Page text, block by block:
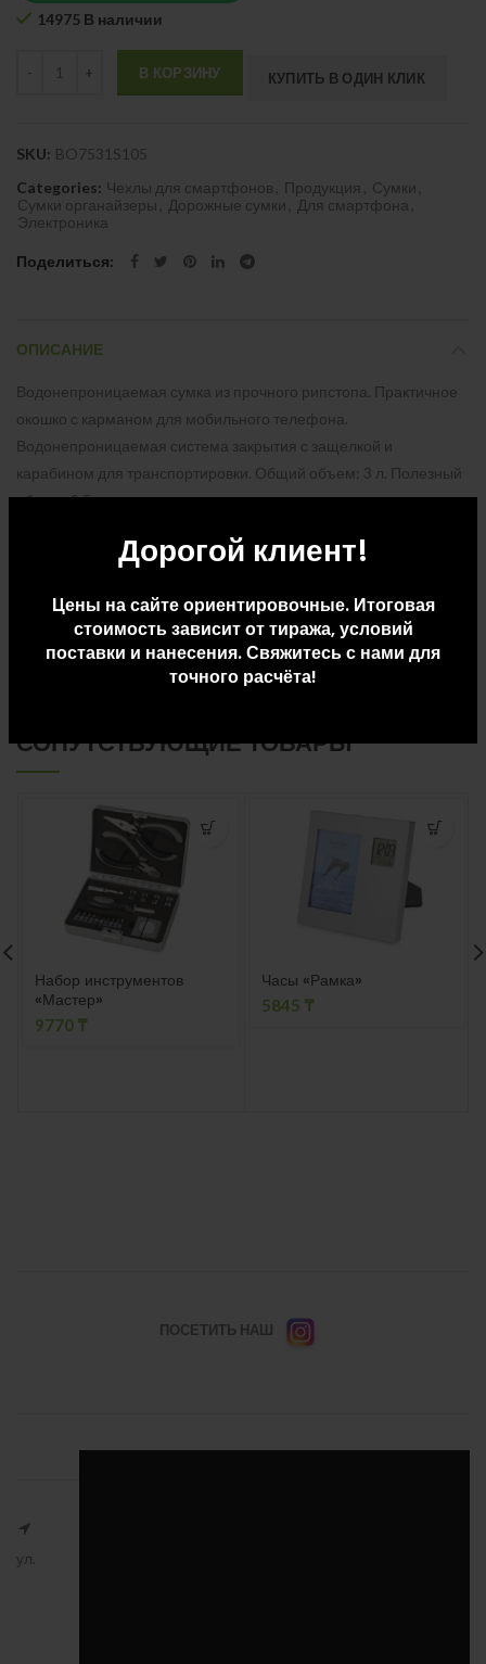
Дорогой клиент!
Цены на сайте ориентировочные. Итоговая
стоимость зависит от тиража, условий
поставки и нанесения. Свяжитесь с нами для
точного расчёта!
14975 В наличии
В КОРЗИНУ КУПИТЬ В ОДИН КЛИК
SKU: BO7531S105
Categories: Чехлы для смартфонов Продукция Сумки
Сумки органайзеры
Дорожные сумки Для смартфона
Электроника
Поделиться
ОПИСАНИЕ
Водонепроницаемая сумка из прочного рипстопа. Практичное
окошко с карманом для мобильного телефона.
Водонепроницаемая система закрытия с защелкой и
карабином для транспортировки. Общий объем: 3 л. Полезный
объем: 2,5 л.
СОПУТСТВУЮЩИЕ ТОВАРЫ
Набор инструментов
«Мастер»
9770 ₸
Часы «Рамка»
5845 ₸
ПОСЕТИТЬ НАШ
ул.